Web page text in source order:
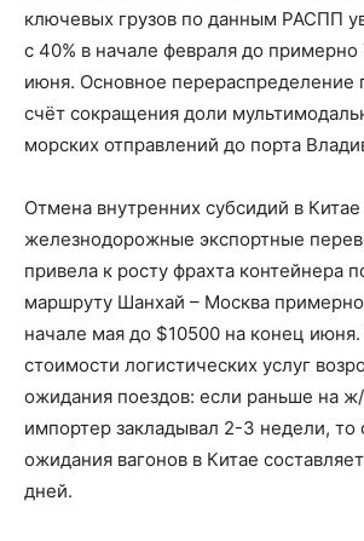
ключевых грузов по данным РАСПП
с 40% в начале февраля до примерно
июня. Основное перераспределение
счёт сокращения доли
морских отправлений до порта
Отмена внутренних субсидий в Китае
железнодорожные экспортные
привела к росту фрахта контейнера
маршруту Шанхай – Москва
начале мая до $10500 на конец
стоимости логистических услуг
ожидания поездов: если раньше на
импортер закладывал 2-3 недели, то
ожидания вагонов в Китае
дней.